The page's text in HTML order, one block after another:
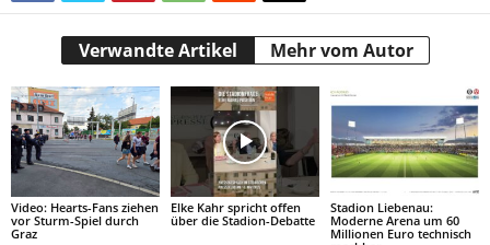
Verwandte Artikel Mehr vom Autor
Video: Hearts-Fans ziehen
vor Sturm-Spiel durch
Graz
Elke Kahr spricht offen
über die Stadion-Debatte
Stadion Liebenau:
Moderne Arena um 60
Millionen Euro technisch